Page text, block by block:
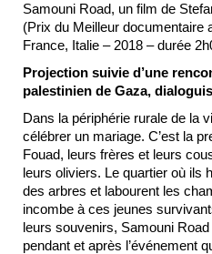
Samouni Road, un film de
(Prix du Meilleur documentaire
France, Italie – 2018 – durée
Projection suivie d’une
palestinien de Gaza,
Dans la périphérie rurale de la
célébrer un mariage. C’est la
Fouad, leurs frères et leurs
leurs oliviers. Le quartier où ils
des arbres et labourent les
incombe à ces jeunes
leurs souvenirs, Samouni
pendant et après l’événement